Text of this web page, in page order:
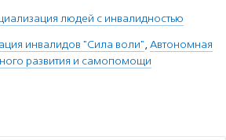
людей с инвалидностью
инвалидов "Сила воли", Автономная
развития и самопомощи